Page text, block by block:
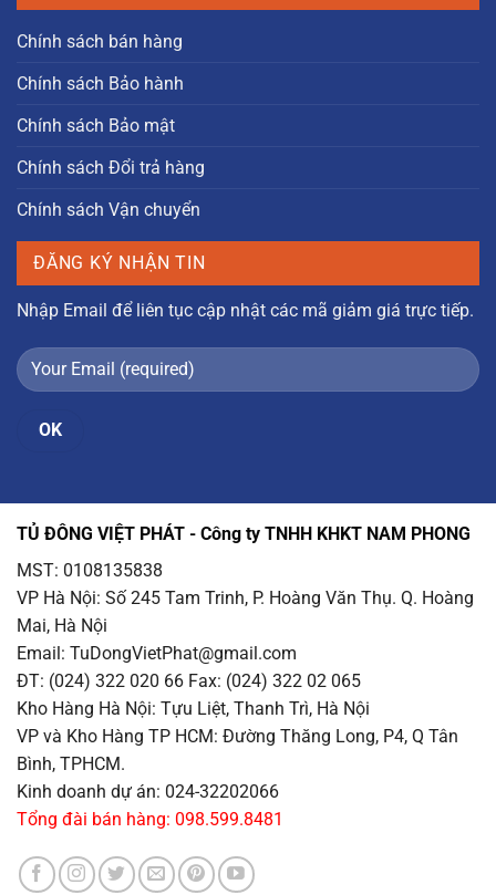
Chính sách bán hàng
Chính sách Bảo hành
Chính sách Bảo mật
Chính sách Đổi trả hàng
Chính sách Vận chuyển
ĐĂNG KÝ NHẬN TIN
Nhập Email để liên tục cập nhật các mã giảm giá trực tiếp.
TỦ ĐÔNG VIỆT PHÁT - Công ty TNHH KHKT NAM PHONG
MST: 0108135838
VP Hà Nội: Số 245 Tam Trinh, P. Hoàng Văn Thụ. Q. Hoàng
Mai, Hà Nội
Email : TuDongVietPhat@gmail.com
ĐT: (024) 322 020 66 Fax: (024) 322 02 065
Kho Hàng Hà Nội: Tựu Liệt, Thanh Trì, Hà Nội
VP và Kho Hàng TP HCM: Đường Thăng Long, P4, Q Tân
Bình, TPHCM.
Kinh doanh dự án: 024-32202066
Tổng đài bán hàng: 098.599.8481